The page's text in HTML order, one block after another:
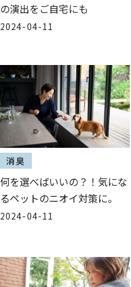
の演出をご自宅にも
2024-04-11
消臭
何を選べばいいの？！気にな
るペットのニオイ対策に。
2024-04-11